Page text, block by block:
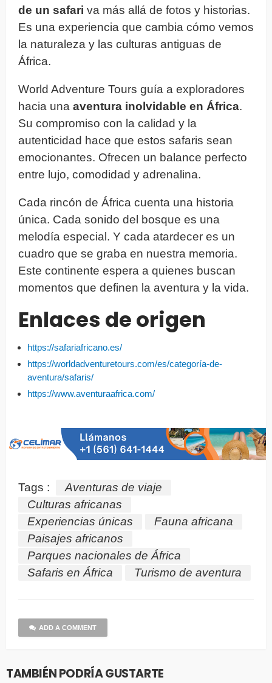
de un safari va más allá de fotos y historias.
Es una experiencia que cambia cómo vemos
la naturaleza y las culturas antiguas de
África.
World Adventure Tours guía a exploradores
hacia una aventura inolvidable en África.
Su compromiso con la calidad y la
autenticidad hace que estos safaris sean
emocionantes. Ofrecen un balance perfecto
entre lujo, comodidad y adrenalina.
Cada rincón de África cuenta una historia
única. Cada sonido del bosque es una
melodía especial. Y cada atardecer es un
cuadro que se graba en nuestra memoria.
Este continente espera a quienes buscan
momentos que definen la aventura y la vida.
Enlaces de origen
https://safariafricano.es/
https://worldadventuretours.com/es/categoría-de-
aventura/safaris/
https://www.aventuraafrica.com/
Tags :
Aventuras de viaje
Culturas africanas
Experiencias únicas
Fauna africana
Paisajes africanos
Parques nacionales de África
Safaris en África
Turismo de aventura
ADD A COMMENT
TAMBIÉN PODRÍA GUSTARTE